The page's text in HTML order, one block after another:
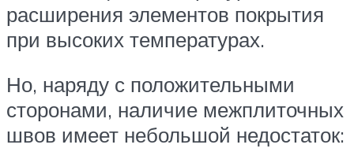
расширения элементов покрытия
при высоких температурах.
Но, наряду с положительными
сторонами, наличие межплиточных
швов имеет небольшой недостаток: